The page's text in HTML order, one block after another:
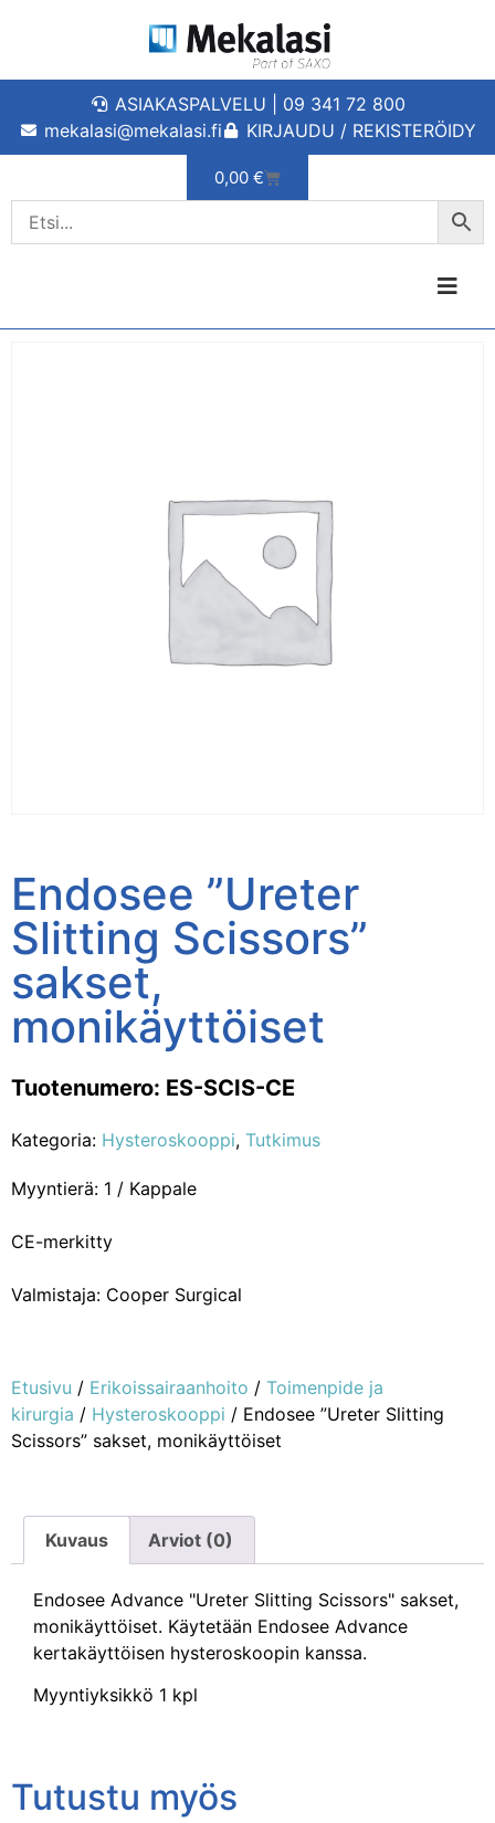
ASIAKASPALVELU | 09 341 72 800
mekalasi@mekalasi.fi
KIRJAUDU / REKISTERÖIDY
0,00 €
Endosee ”Ureter
Slitting Scissors”
sakset,
monikäyttöiset
Tuotenumero: ES-SCIS-CE
Kategoria: Hysteroskooppi, Tutkimus
Myyntierä: 1 / Kappale
CE-merkitty
Valmistaja: Cooper Surgical
Etusivu / Erikoissairaanhoito / Toimenpide ja
kirurgia / Hysteroskooppi / Endosee ”Ureter Slitting
Scissors” sakset, monikäyttöiset
Kuvaus Arviot (0)
Endosee Advance "Ureter Slitting Scissors" sakset,
monikäyttöiset. Käytetään Endosee Advance
kertakäyttöisen hysteroskoopin kanssa.
Myyntiyksikkö 1 kpl
Tutustu myös